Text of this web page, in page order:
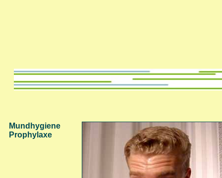
Mundhygiene
Prophylaxe